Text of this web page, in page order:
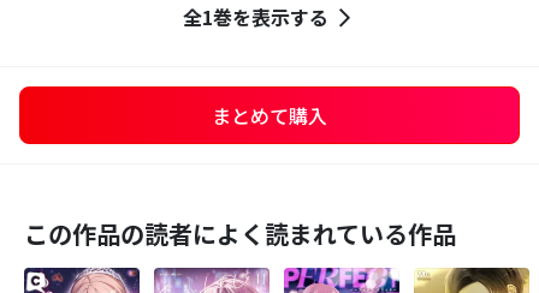
全1巻を表示する
まとめて購入
この作品の読者によく読まれている作品